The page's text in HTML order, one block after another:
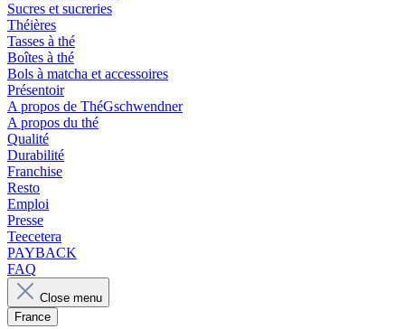
Sucres et sucreries
Théières
Tasses à thé
Boîtes à thé
Bols à matcha et accessoires
Présentoir
A propos de ThéGschwendner
A propos du thé
Qualité
Durabilité
Franchise
Resto
Emploi
Presse
Teecetera
PAYBACK
FAQ
Close menu
France